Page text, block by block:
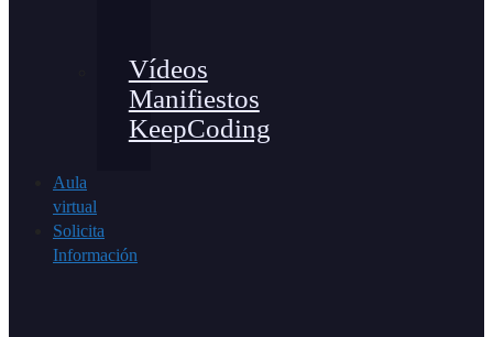
Vídeos
Manifiestos
KeepCoding
Aula
virtual
Solicita
Información